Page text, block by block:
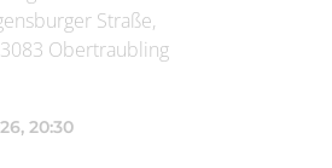
Straße,
Obertraubling
, 20:30